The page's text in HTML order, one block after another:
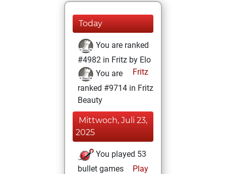
Today
You are ranked
#4982 in Fritz by Elo
Fritz
You are
ranked #9714 in Fritz
Beauty
Mittwoch, Juli 23,
2025
You played 53
bullet games
Play